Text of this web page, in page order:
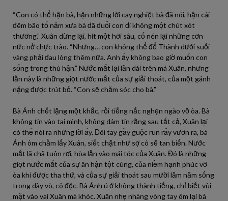
“Con có thể hận bà, hận những lời cay nghiệt bà đã nói, hận cái
đêm bão tố năm xưa bà đã đuổi con đi không một chút xót
thương.” Xuân dừng lại, hít một hơi sâu, cố nén lại những cơn
nức nở chực trào. “Nhưng… con không thể để Thành dưới suối
vàng phải đau lòng thêm nữa. Anh ấy không bao giờ muốn con
sống trong thù hận.” Nước mắt lại lăn dài trên má Xuân, nhưng
lần này là những giọt nước mắt của sự giải thoát, của một gánh
nặng được trút bỏ. “Con sẽ chăm sóc cho bà.”
Bà Ánh chết lặng một khắc, rồi tiếng nấc nghẹn ngào vỡ òa. Bà
không tin vào tai mình, không dám tin rằng sau tất cả, Xuân lại
có thể nói ra những lời ấy. Đôi tay gầy guộc run rẩy vươn ra, bà
Ánh ôm chầm lấy Xuân, siết chặt như sợ cô sẽ tan biến. Nước
mắt lã chã tuôn rơi, hòa lẫn vào mái tóc của Xuân. Đó là những
giọt nước mắt của sự ân hận tột cùng, của niềm hạnh phúc vỡ
òa khi được tha thứ, và của sự giải thoát sau mười lăm năm sống
trong dày vò, cô độc. Bà Ánh ú ớ không thành tiếng, chỉ biết vùi
mặt vào vai Xuân mà khóc. Xuân nhẹ nhàng vòng tay ôm lại bà